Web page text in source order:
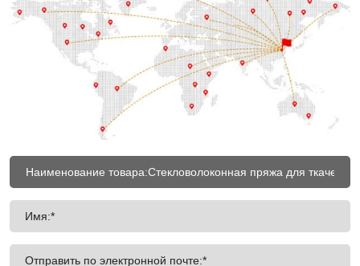
Имя:*
Отправить по электронной почте:*